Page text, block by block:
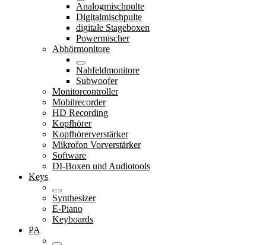
Analogmischpulte
Digitalmischpulte
digitale Stageboxen
Powermischer
Abhörmonitore
Nahfeldmonitore
Subwoofer
Monitorcontroller
Mobilrecorder
HD Recording
Kopfhörer
Kopfhörerverstärker
Mikrofon Vorverstärker
Software
DI-Boxen und Audiotools
Keys
Synthesizer
E-Piano
Keyboards
PA